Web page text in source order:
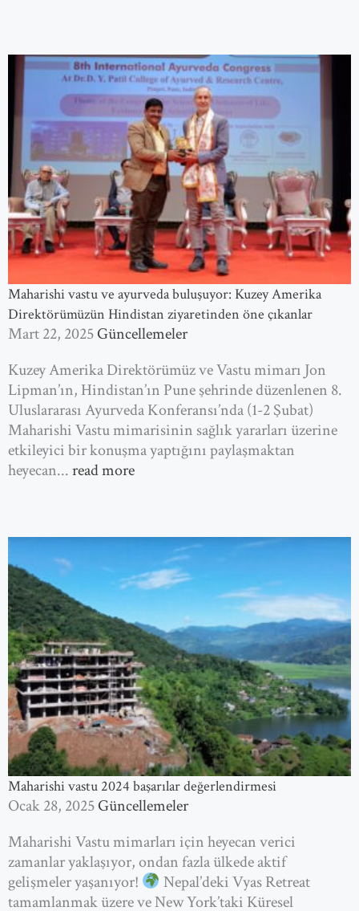
Maharishi vastu ve ayurveda buluşuyor: Kuzey Amerika
Direktörümüzün Hindistan ziyaretinden öne çıkanlar
Mart 22, 2025 Güncellemeler
Kuzey Amerika Direktörümüz ve Vastu mimarı Jon
Lipman’ın, Hindistan’ın Pune şehrinde düzenlenen 8.
Uluslararası Ayurveda Konferansı’nda (1-2 Şubat)
Maharishi Vastu mimarisinin sağlık yararları üzerine
etkileyici bir konuşma yaptığını paylaşmaktan
heyecan...read more
Maharishi vastu 2024 başarılar değerlendirmesi
Ocak 28, 2025 Güncellemeler
Maharishi Vastu mimarları için heyecan verici
zamanlar yaklaşıyor, ondan fazla ülkede aktif
gelişmeler yaşanıyor!
Nepal’deki Vyas Retreat
tamamlanmak üzere ve New York’taki Küresel